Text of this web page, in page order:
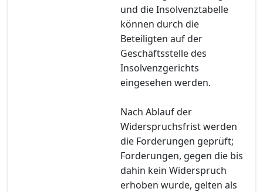
und die Insolvenztabelle
können durch die
Beteiligten auf der
Geschäftsstelle des
Insolvenzgerichts
eingesehen werden.
Nach Ablauf der
Widerspruchsfrist werden
die Forderungen geprüft;
Forderungen, gegen die bis
dahin kein Widerspruch
erhoben wurde, gelten als